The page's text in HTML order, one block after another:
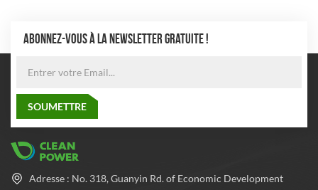
ABONNEZ-VOUS À LA NEWSLETTER GRATUITE !
Adresse : No. 318, Guanyin Rd. of Economic Development